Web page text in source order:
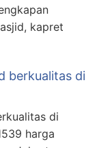
kapret
berkualitas di
di
harga